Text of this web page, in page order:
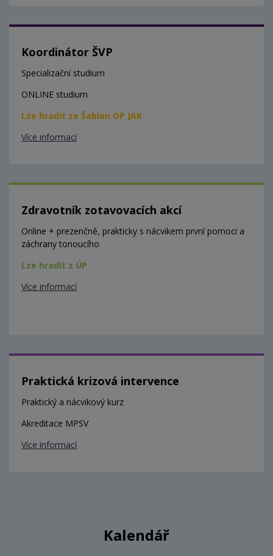
Koordinátor ŠVP
Specializační studium
ONLINE studium
Lze hradit ze Šablon OP JAK
Více informací
Zdravotník zotavovacích akcí
Online + prezenčně, prakticky s nácvikem první pomoci a
záchrany tonoucího
Lze hradit z ÚP
Více informací
Praktická krizová intervence
Praktický a nácvikový kurz
Akreditace MPSV
Více informací
Kalendář